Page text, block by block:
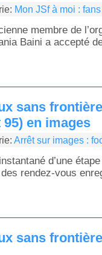
Mon JSf à moi :
membre de
Baini a accepté
sans
95) en images
Arrêt sur images :
d’une
rendez-vous
sans